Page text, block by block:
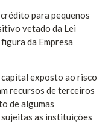
para pequenos
vetado da Lei
da Empresa
capital exposto ao risco
recursos de terceiros
de algumas
as instituições